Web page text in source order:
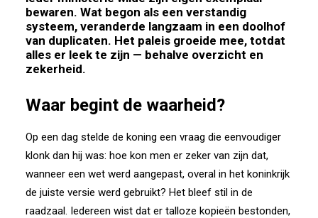
bewaren. Wat begon als een verstandig
systeem, veranderde langzaam in een doolhof
van duplicaten. Het paleis groeide mee, totdat
alles er leek te zijn — behalve overzicht en
zekerheid.
Waar begint de waarheid?
Op een dag stelde de koning een vraag die eenvoudiger
klonk dan hij was: hoe kon men er zeker van zijn dat,
wanneer een wet werd aangepast, overal in het koninkrijk
de juiste versie werd gebruikt? Het bleef stil in de
raadzaal. Iedereen wist dat er talloze kopieën bestonden,